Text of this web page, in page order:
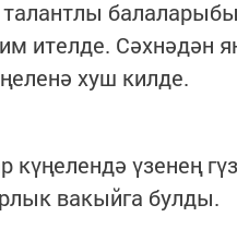
ителде. Сәхнәдән
хуш килде.
күңелендә үзенең
вакыйга булды.